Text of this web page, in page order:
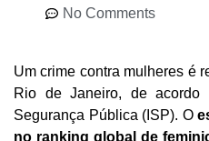
No Comments
Um crime contra mulheres é
Rio de Janeiro, de
Segurança Pública (ISP). O
no ranking global de